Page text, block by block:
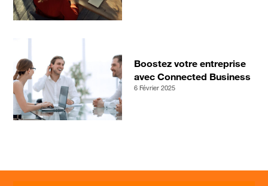
Boostez votre entreprise
avec Connected Business
6 Février 2025